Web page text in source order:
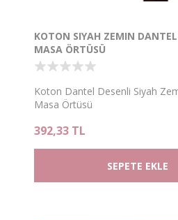
KOTON SIYAH ZEMIN DANTEL
MASA ÖRTÜSÜ
Koton Dantel Desenli Siyah
Masa Örtüsü
392,33 TL